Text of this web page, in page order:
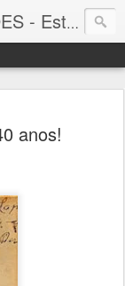
ARQUIVO MARCELO BONAVIDES - Estrelas que nunca se Apagam -
anos!